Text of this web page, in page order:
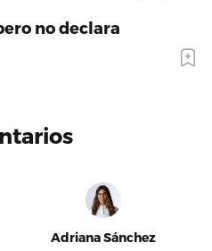
no declara
Adriana Sánchez